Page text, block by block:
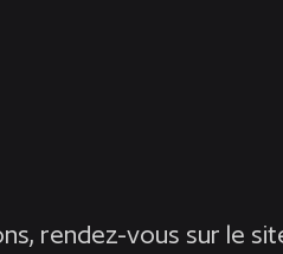
rendez-vous sur le